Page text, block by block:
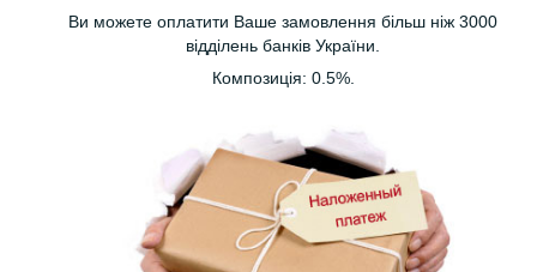
Ви можете оплатити Ваше замовлення більш ніж 3000
відділень банків України.
Композиція: 0.5%.